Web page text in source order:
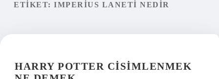
ETIKET: IMPERIUS LANETI NEDIR
HARRY POTTER CISIMLENMEK